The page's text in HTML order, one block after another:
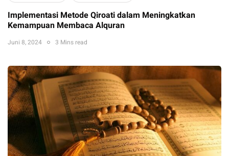
Implementasi Metode Qiroati dalam Meningkatkan
Kemampuan Membaca Alquran
Juni 8, 2024 3 Mins read